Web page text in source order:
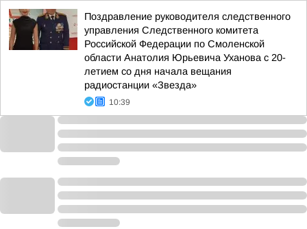
Поздравление руководителя следственного
управления Следственного комитета
Российской Федерации по Смоленской
области Анатолия Юрьевича Уханова с 20-
летием со дня начала вещания
радиостанции «Звезда»
10:39